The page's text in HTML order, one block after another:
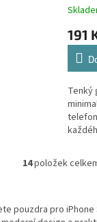
191
Tenký
boji.
O
á
14položek
pouzdra pro iPhone